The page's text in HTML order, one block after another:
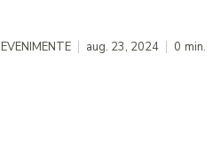
EVENIMENTE aug. 23, 2024 0 min.